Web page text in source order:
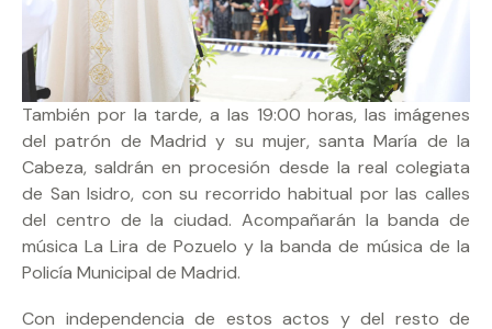
También por la tarde, a las 19:00 horas, las imágenes
del patrón de Madrid y su mujer, santa María de la
Cabeza, saldrán en procesión desde la real colegiata
de San Isidro, con su recorrido habitual por las calles
del centro de la ciudad. Acompañarán la banda de
música La Lira de Pozuelo y la banda de música de la
Policía Municipal de Madrid.
Con independencia de estos actos y del resto de